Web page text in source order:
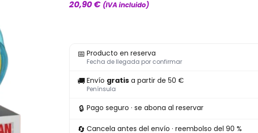
20,90€ (IVA incluido)
📅 Producto en reserva
Fecha de llegada por confirmar
🚚 Envío gratis a partir de 50 €
Península
🔒 Pago seguro · se abona al reservar
🔄 Cancela antes del envío · reembolso del 90 %
Dark
2315
Yu-
Gi-